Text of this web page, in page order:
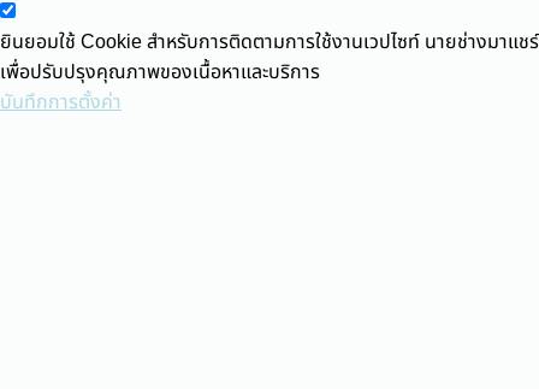
ยินยอมใช้ Cookie สำหรับการติดตามการใช้งานเวปไซท์ นายช่างมาแชร์
เพื่อปรับปรุงคุณภาพของเนื้อหาและบริการ
บันทึกการตั้งค่า